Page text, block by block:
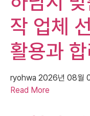
작 업체
활용과
ryohwa 2026년 08월
Read More